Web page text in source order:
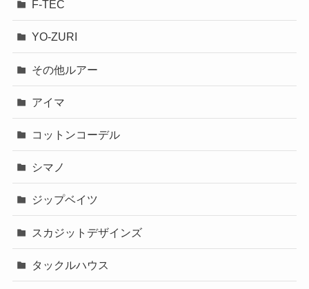
F-TEC
YO-ZURI
その他ルアー
アイマ
コットンコーデル
シマノ
ジップベイツ
スカジットデザインズ
タックルハウス